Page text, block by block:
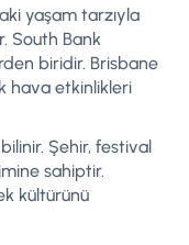
yaşam tarzıyla
South Bank
biridir. Brisbane
hava etkinlikleri
Şehir, festival
sahiptir.
kültürünü